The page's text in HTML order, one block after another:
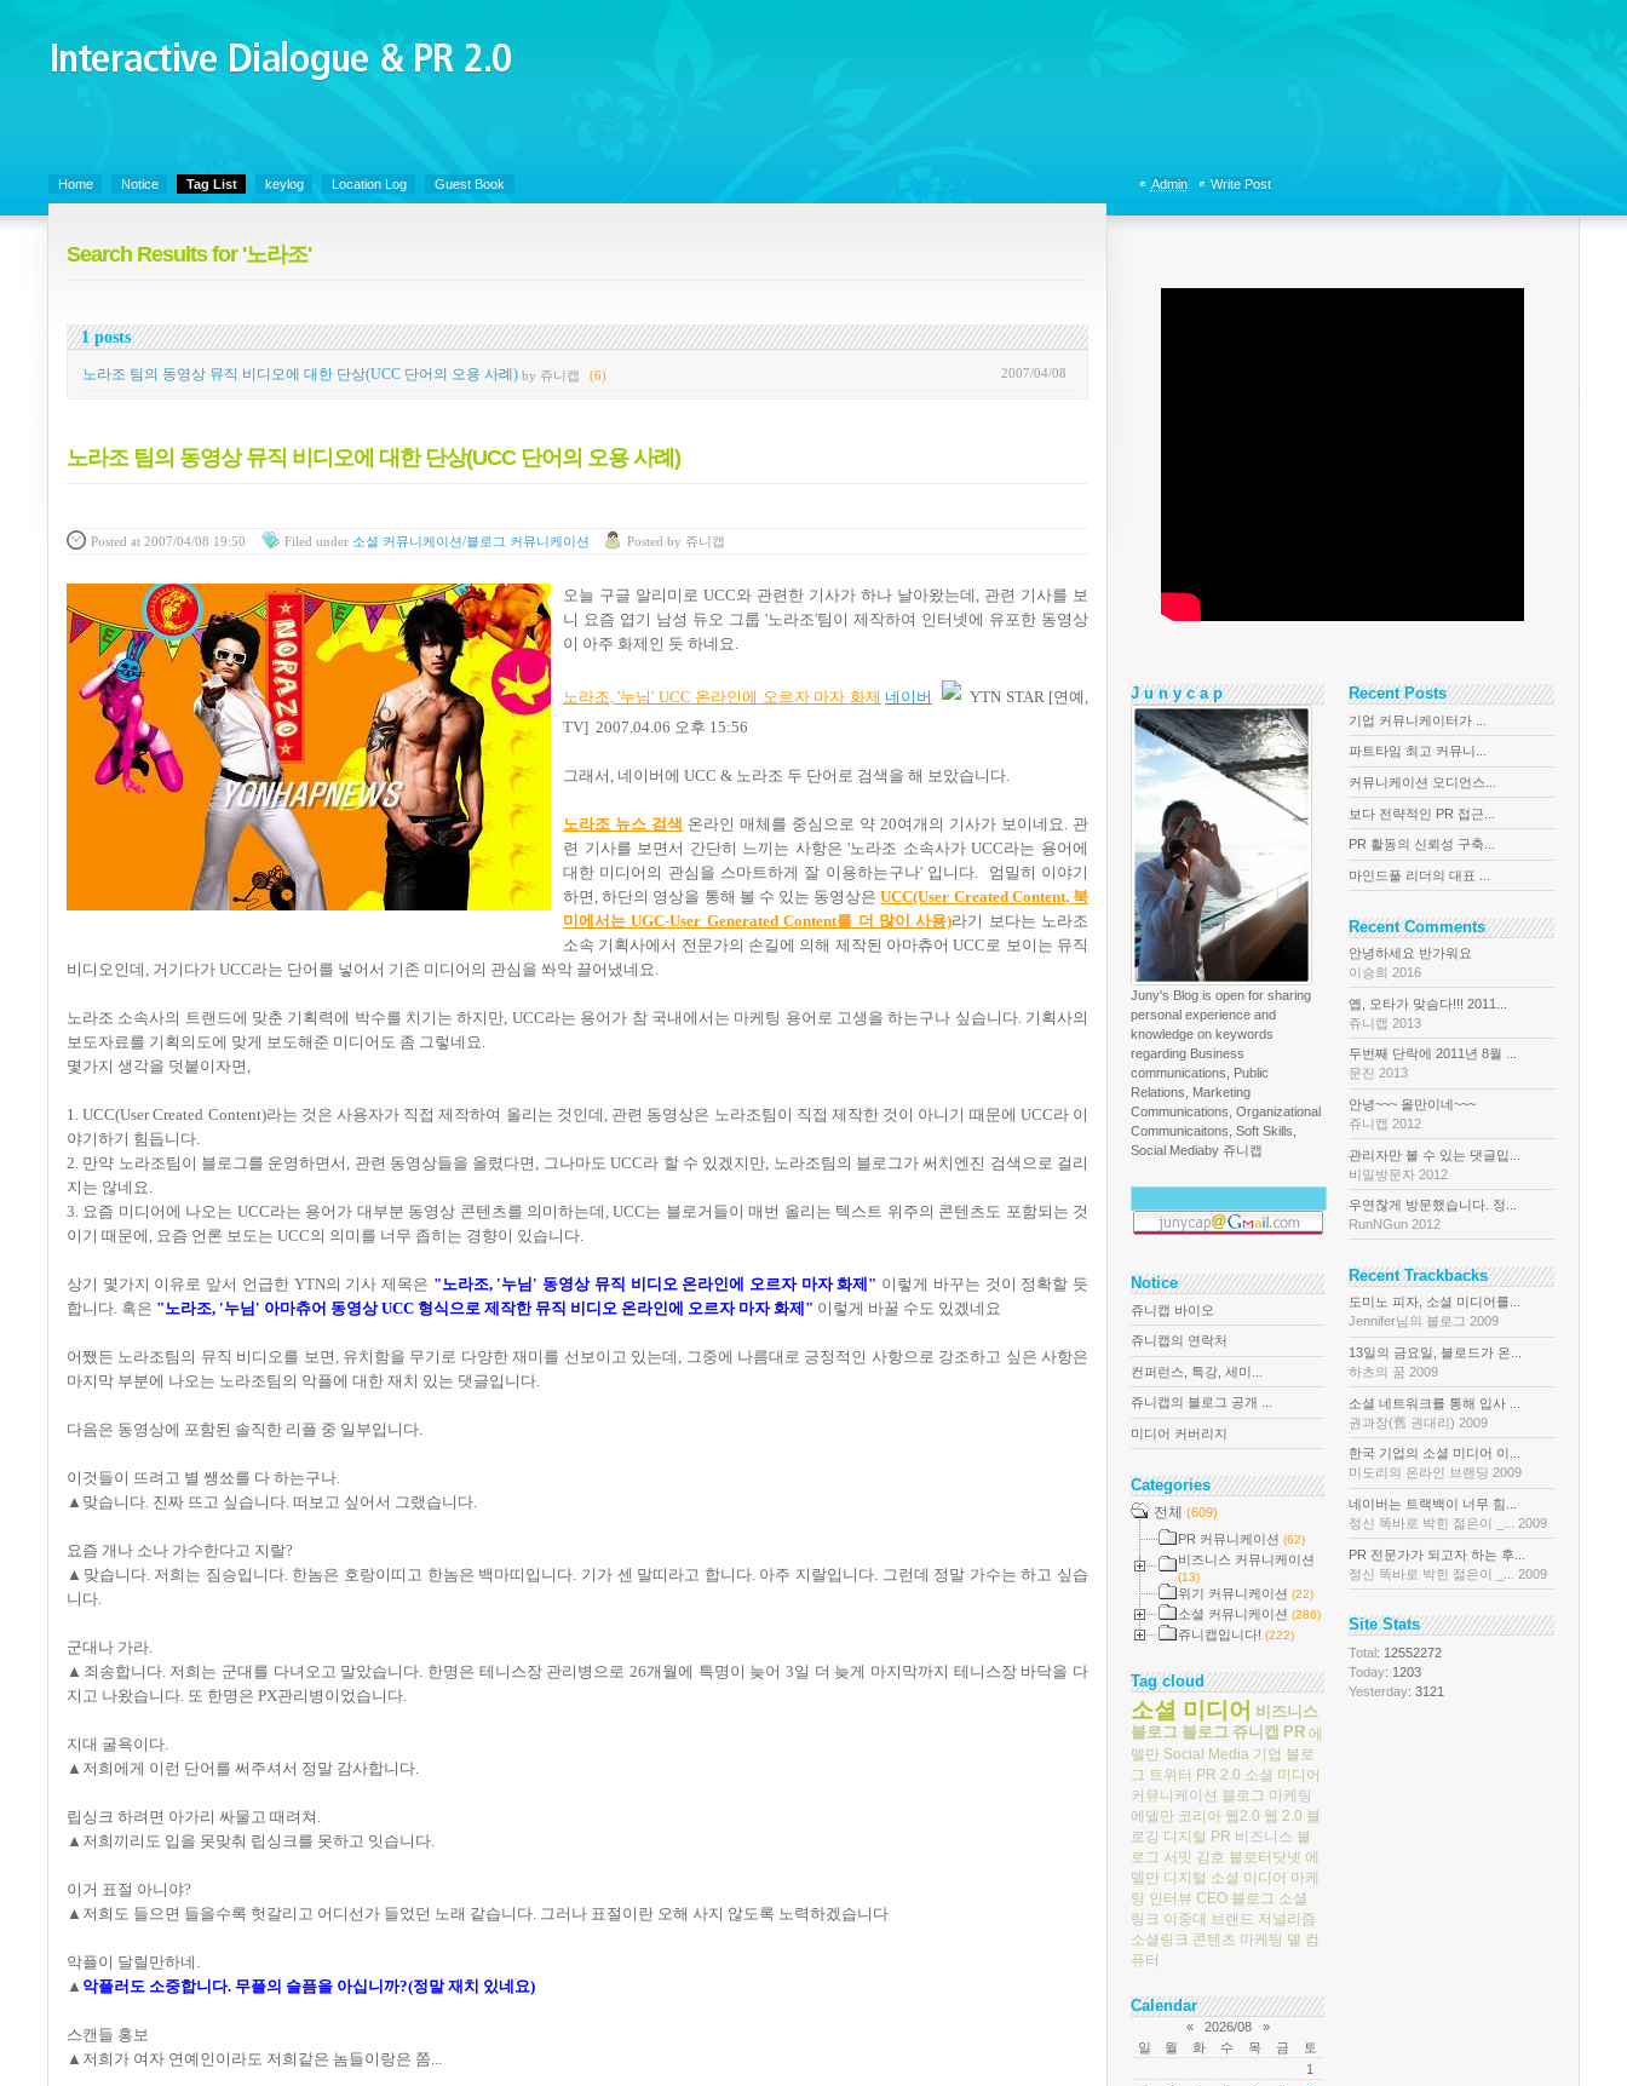
Interactive Dialogue &
PR 2.0
Home Notice Tag List keylog Location Log Guest Book
Search Results for '노라조'
1 posts
2007/04/08
노라조 팀의 동영상 뮤직 비디오에 대한 단상(UCC 단어의 오용 사례) by 쥬니캡 (6)
노라조 팀의 동영상 뮤직 비디오에 대한 단상(UCC 단어의 오용 사례)
Posted at 2007/04/08 19:50 Filed under 소셜 커뮤니케이션/블로그 커뮤니케이션 Posted by 쥬니캡
오늘 구글 알리미로 UCC와 관련한 기사가 하나 날아왔는데, 관련 기사를 보
니 요즘 엽기 남성 듀오 그룹 '노라조'팀이 제작하여 인터넷에 유포한 동영상
이 아주 화제인 듯 하네요.
노라조, '누님' UCC 온라인에 오르자 마자 화제 네이버
YTN STAR [연예,
TV] 2007.04.06 오후 15:56
그래서, 네이버에 UCC & 노라조 두 단어로 검색을 해 보았습니다.
노라조 뉴스 검색 온라인 매체를 중심으로 약 20여개의 기사가 보이네요. 관
련 기사를 보면서 간단히 느끼는 사항은 '노라조 소속사가 UCC라는 용어에
대한 미디어의 관심을 스마트하게 잘 이용하는구나' 입니다. 엄밀히 이야기
하면, 하단의 영상을 통해 볼 수 있는 동영상은UCC(User Created Content, 북
미에서는 UGC-User Generated Content를 더 많이 사용)라기 보다는 노라조
소속 기획사에서 전문가의 손길에 의해 제작된 아마츄어 UCC로 보이는 뮤직
비디오인데, 거기다가 UCC라는 단어를 넣어서 기존 미디어의 관심을 쏴악 끌어냈네요.
노라조 소속사의 트랜드에 맞춘 기획력에 박수를 치기는 하지만, UCC라는 용어가 참 국내에서는 마케팅 용어로 고생을 하는구나 싶습니다. 기획사의
보도자료를 기획의도에 맞게 보도해준 미디어도 좀 그렇네요.
몇가지 생각을 덧붙이자면,
1. UCC(User Created Content)라는 것은 사용자가 직접 제작하여 올리는 것인데, 관련 동영상은 노라조팀이 직접 제작한 것이 아니기 때문에 UCC라 이
야기하기 힘듭니다.
2. 만약 노라조팀이 블로그를 운영하면서, 관련 동영상들을 올렸다면, 그나마도 UCC라 할 수 있겠지만, 노라조팀의 블로그가 써치엔진 검색으로 걸리
지는 않네요.
3. 요즘 미디어에 나오는 UCC라는 용어가 대부분 동영상 콘텐츠를 의미하는데, UCC는 블로거들이 매번 올리는 텍스트 위주의 콘텐츠도 포함되는 것
이기 때문에, 요즘 언론 보도는 UCC의 의미를 너무 좁히는 경향이 있습니다.
상기 몇가지 이유로 앞서 언급한 YTN의 기사 제목은 "노라조, '누님' 동영상 뮤직 비디오 온라인에 오르자 마자 화제" 이렇게 바꾸는 것이 정확할 듯
합니다. 혹은 "노라조, '누님' 아마츄어 동영상 UCC 형식으로 제작한 뮤직 비디오 온라인에 오르자 마자 화제" 이렇게 바꿀 수도 있겠네요
어쨌든 노라조팀의 뮤직 비디오를 보면, 유치함을 무기로 다양한 재미를 선보이고 있는데, 그중에 나름대로 긍정적인 사항으로 강조하고 싶은 사항은
마지막 부분에 나오는 노라조팀의 악플에 대한 재치 있는 댓글입니다.
다음은 동영상에 포함된 솔직한 리플 중 일부입니다.
이것들이 뜨려고 별 쌩쑈를 다 하는구나.
▲맞습니다. 진짜 뜨고 싶습니다. 떠보고 싶어서 그랬습니다.
요즘 개나 소나 가수한다고 지랄?
▲맞습니다. 저희는 짐승입니다. 한놈은 호랑이띠고 한놈은 백마띠입니다. 기가 센 말띠라고 합니다. 아주 지랄입니다. 그런데 정말 가수는 하고 싶습
니다.
군대나 가라.
▲죄송합니다. 저희는 군대를 다녀오고 말았습니다. 한명은 테니스장 관리병으로 26개월에 특명이 늦어 3일 더 늦게 마지막까지 테니스장 바닥을 다
지고 나왔습니다. 또 한명은 PX관리병이었습니다.
지대 굴욕이다.
▲저희에게 이런 단어를 써주셔서 정말 감사합니다.
립싱크 하려면 아가리 싸물고 때려쳐.
▲저희끼리도 입을 못맞춰 립싱크를 못하고 잇습니다.
이거 표절 아니야?
▲저희도 들으면 들을수록 헛갈리고 어디선가 들었던 노래 같습니다. 그러나 표절이란 오해 사지 않도록 노력하겠습니다
악플이 달릴만하네.
▲ 악플러도 소중합니다. 무플의 슬픔을 아십니까?(정말 재치 있네요)
스캔들 홍보
▲저희가 여자 연예인이라도 저희같은 놈들이랑은 쫌...
Admin Write Post
J u n y c a p
Juny's Blog is open for sharing
personal experience and
knowledge on keywords
regarding Business
communications, Public
Relations, Marketing
Communications, Organizational
Communicaitons, Soft Skills,
Social Mediaby 쥬니캡
Notice
쥬니캡 바이오
쥬니캡의 연락처
컨퍼런스, 특강, 세미...
쥬니캡의 블로그 공개 ...
미디어 커버리지
Categories
전체 (609)
PR 커뮤니케이션 (62)
비즈니스 커뮤니케이션
(13)
위기 커뮤니케이션 (22)
소셜 커뮤니케이션 (286)
쥬니캡입니다! (222)
Tag cloud
소셜 미디어 비즈니스
블로그 블로그 쥬니캡 PR 에
델만 Social Media 기업 블로
그 트위터 PR 2.0 소셜 미디어
커뮤니케이션 블로그 마케팅
에델만 코리아 웹2.0 웹 2.0 블
로깅 디지털 PR 비즈니스 블
로그 서밋 김호 블로터닷넷 에
델만 디지털 소셜 미디어 마케
팅 인터뷰 CEO 블로그 소셜
링크 이중대 브랜드 저널리즘
소셜링크 콘텐츠 마케팅 델 컴
퓨터
Calendar
« 2026/08
»
일
월 화 수 목 금
토
1
Recent Posts
기업 커뮤니케이터가 ...
파트타임 최고 커뮤니...
커뮤니케이션 오디언스...
보다 전략적인 PR 접근...
PR 활동의 신뢰성 구축...
마인드풀 리더의 대표 ...
Recent Comments
안녕하세요 반가워요
이승희 2016
옙, 오타가 맞슴다!!! 2011...
쥬니캡 2013
두번째 단락에 2011년 8월 ...
문진 2013
안녕~~~ 올만이네~~~
쥬니캡 2012
관리자만 볼 수 있는 댓글입...
비밀방문자 2012
우연찮게 방문했습니다. 정...
RunNGun 2012
Recent Trackbacks
도미노 피자, 소셜 미디어를...
Jennifer님의 블로그 2009
13일의 금요일, 블로드가 온...
하츠의 꿈 2009
소셜 네트워크를 통해 입사 ...
권과장(舊 권대리) 2009
한국 기업의 소셜 미디어 이...
미도리의 온라인 브랜딩 2009
네이버는 트랙백이 너무 힘...
정신 똑바로 박힌 젊은이 _... 2009
PR 전문가가 되고자 하는 후...
정신 똑바로 박힌 젊은이 _... 2009
Site Stats
Total: 12552272
Today: 1203
Yesterday: 3121